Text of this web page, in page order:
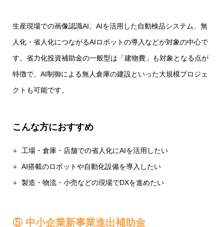
生産現場での画像認識AI、AIを活用した自動検品システム、無
人化・省人化につながるAIロボットの導入などが対象の中心で
す。省力化投資補助金の一般型は「建物費」も対象となる点が
特徴で、AI制御による無人倉庫の建設といった大規模プロジェ
クトも可能です。
こんな方におすすめ
工場・倉庫・店舗での省人化にAIを活用したい
AI搭載のロボットや自動化設備を導入したい
製造・物流・小売などの現場でDXを進めたい
⑤ 中小企業新事業進出補助金